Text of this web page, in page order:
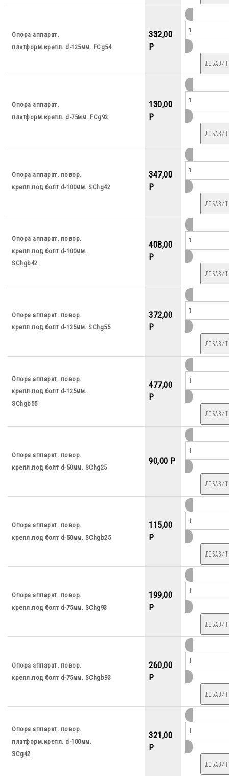
Опора аппарат.
платформ.крепл. d-125мм. FCg54
332,00
P
Опора аппарат.
платформ.крепл. d-75мм. FCg92
130,00
P
Опора аппарат. повор.
крепл.под болт d-100мм. SChg42
347,00
P
Опора аппарат. повор.
крепл.под болт d-100мм.
SChgb42
408,00
P
Опора аппарат. повор.
крепл.под болт d-125мм. SChg55
372,00
P
Опора аппарат. повор.
крепл.под болт d-125мм.
SChgb55
477,00
P
Опора аппарат. повор.
крепл.под болт d-50мм. SChg25
90,00 P
Опора аппарат. повор.
крепл.под болт d-50мм. SChgb25
115,00
P
Опора аппарат. повор.
крепл.под болт d-75мм. SChg93
199,00
P
Опора аппарат. повор.
крепл.под болт d-75мм. SChgb93
260,00
P
Опора аппарат. повор.
платформ.крепл. d-100мм.
SCg42
321,00
P